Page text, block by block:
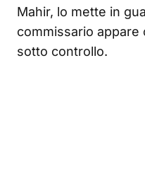
Mahir, lo mette in
commissario
sotto controllo.